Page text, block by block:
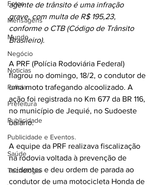
Fotos
Mensagens
Mundo
Negócio
Noticias
Policia
Prefeitura
Publicidade
Publicidade e Eventos.
Saúde
Tecnologia
agente de trânsito é uma infração
grave, com multa de R$ 195,23,
conforme o CTB (Código de Trânsito
Brasileiro).
A PRF (Polícia Rodoviária Federal)
flagrou no domingo, 18/2, o condutor de
uma moto trafegando alcoolizado. A
ação foi registrada no Km 677 da BR 116,
no município de Jequié, no Sudoeste
baiano.
A equipe da PRF realizava fiscalização
na rodovia voltada à prevenção de
acidentes e deu ordem de parada ao
condutor de uma motocicleta Honda de